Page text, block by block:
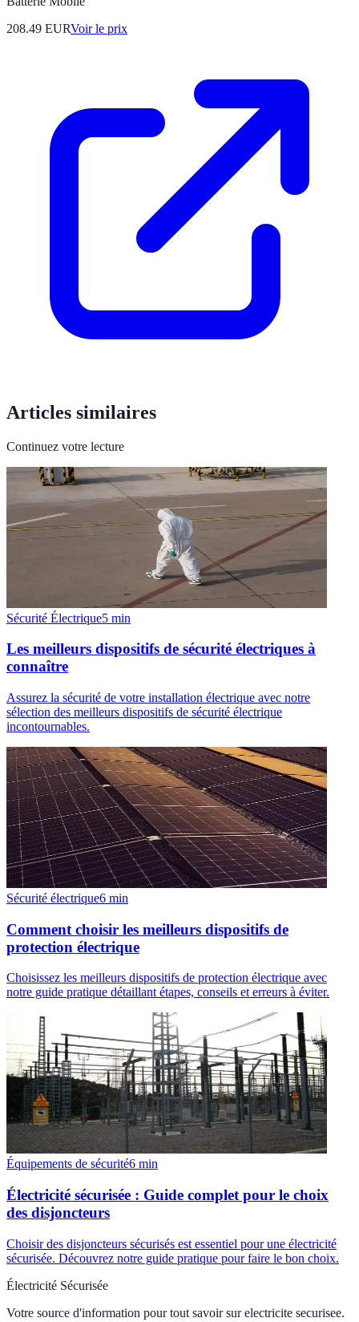
208.49 EURVoir le prix
Articles similaires
Continuez votre lecture
Sécurité Électrique5 min
Les meilleurs dispositifs de sécurité électriques à
connaître
Assurez la sécurité de votre installation électrique avec notre
sélection des meilleurs dispositifs de sécurité électrique
incontournables.
Sécurité électrique6 min
Comment choisir les meilleurs dispositifs de
protection électrique
Choisissez les meilleurs dispositifs de protection électrique avec
notre guide pratique détaillant étapes, conseils et erreurs à éviter.
Équipements de sécurité6 min
Électricité sécurisée : Guide complet pour le choix
des disjoncteurs
Choisir des disjoncteurs sécurisés est essentiel pour une électricité
sécurisée. Découvrez notre guide pratique pour faire le bon choix.
Électricité Sécurisée
Votre source d'information pour tout savoir sur electricite securisee.